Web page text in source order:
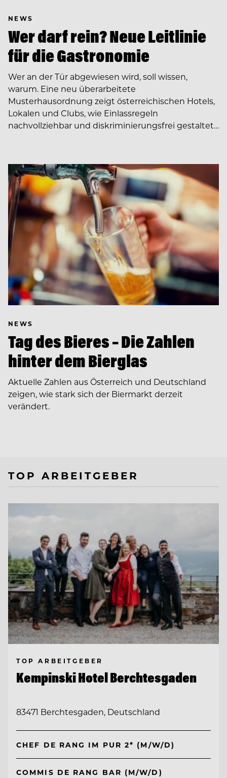
NEWS
Wer darf rein? Neue Leitlinie
für die Gastronomie
Wer an der Tür abgewiesen wird, soll wissen,
warum. Eine neu überarbeitete
Musterhausordnung zeigt österreichischen Hotels,
Lokalen und Clubs, wie Einlassregeln
nachvollziehbar und diskriminierungsfrei gestaltet…
NEWS
Tag des Bieres – Die Zahlen
hinter dem Bierglas
Aktuelle Zahlen aus Österreich und Deutschland
zeigen, wie stark sich der Biermarkt derzeit
verändert.
TOP ARBEITGEBER
TOP ARBEITGEBER
Kempinski Hotel Berchtesgaden
83471 Berchtesgaden, Deutschland
CHEF DE RANG IM PUR 2* (M/W/D)
COMMIS DE RANG BAR (M/W/D)